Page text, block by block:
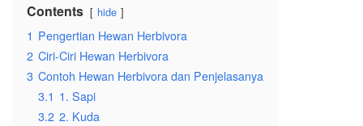
Contents hide
1 Pengertian Hewan Herbivora
2 Ciri-Ciri Hewan Herbivora
3 Contoh Hewan Herbivora dan Penjelasanya
3.1 1. Sapi
3.2 2. Kuda